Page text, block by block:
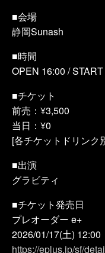
■会場
静岡Sunash
■時間
OPEN 16:00 /
■チケット
前売：¥3,500
当日：¥0
[各チケットドリンク
■出演
グラビティ
■チケット発売日
プレオーダー e+
2026/01/17(土) 12:00
https://eplus.jp/sf/